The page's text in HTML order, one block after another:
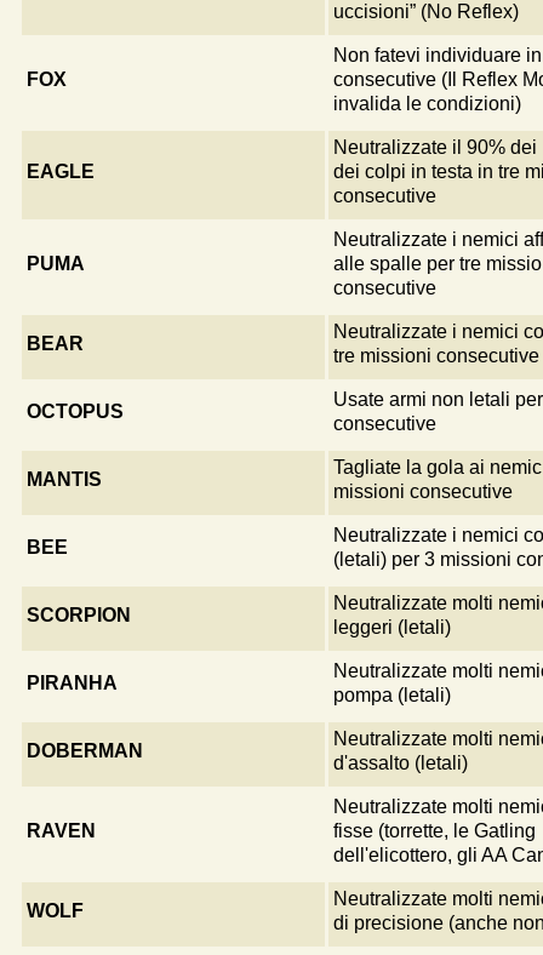
uccisioni” (No Reflex)
FOX
Non fatevi individuare
consecutive (Il Reflex
invalida le condizioni)
EAGLE
Neutralizzate il 90% dei
dei colpi in testa in tre
consecutive
PUMA
Neutralizzate i nemici
alle spalle per tre
consecutive
BEAR
Neutralizzate i nemici
tre missioni consecutive
OCTOPUS
Usate armi non letali
consecutive
MANTIS
Tagliate la gola ai
missioni consecutive
BEE
Neutralizzate i nemici
(letali) per 3 missioni
SCORPION
Neutralizzate molti
leggeri (letali)
PIRANHA
Neutralizzate molti
pompa (letali)
DOBERMAN
Neutralizzate molti
d'assalto (letali)
RAVEN
Neutralizzate molti
fisse (torrette, le Gatling
dell'elicottero, gli AA
WOLF
Neutralizzate molti
di precisione (anche